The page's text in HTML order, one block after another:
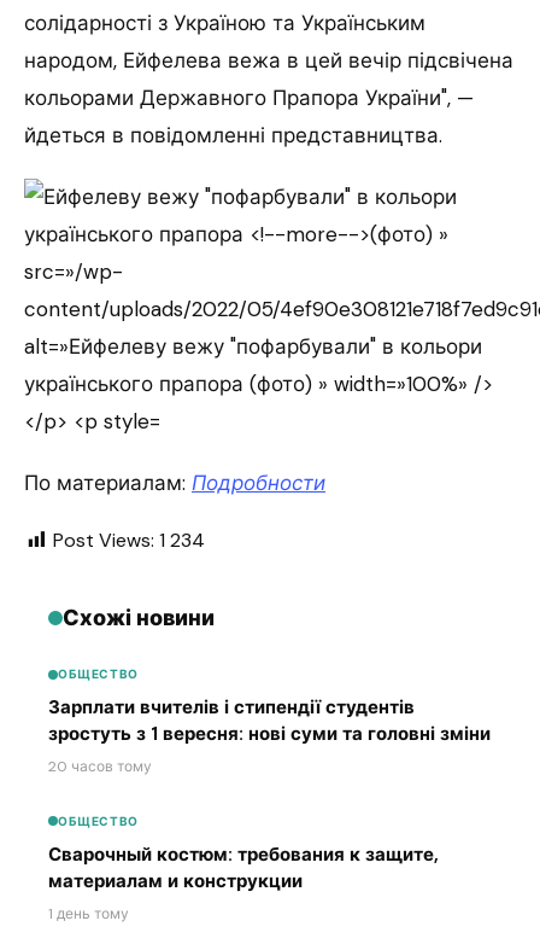
солідарності з Україною та Українським
народом, Ейфелева вежа в цей вечір підсвічена
кольорами Державного Прапора України", —
йдеться в повідомленні представництва.
По материалам: Подробности
Post Views: 1 234
Схожі новини
ОБЩЕСТВО
Зарплати вчителів і стипендії студентів
зростуть з 1 вересня: нові суми та головні зміни
20 часов тому
ОБЩЕСТВО
Сварочный костюм: требования к защите,
материалам и конструкции
1 день тому